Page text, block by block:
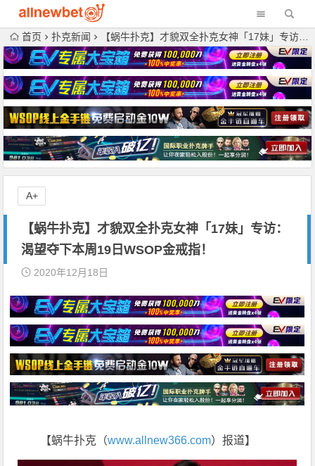
首页 扑克新闻 【蜗牛扑克】才貌双全扑克女神「17妹」专访：渴望夺下本周19日WSOP金戒指！
【蜗牛扑克】才貌双全扑克女神「17妹」专访：
渴望夺下本周19日WSOP金戒指！
2020年12月18日
【蜗牛扑克（www.allnew366.com）报道】
A+